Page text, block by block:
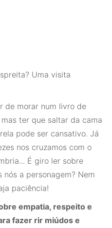
Uma visita
de morar num livro de
ter que saltar da cama
pode ser cansativo. Já
nos cruzamos com o
É giro ler sobre
a personagem? Nem
paciência!
empatia, respeito e
fazer rir miúdos e